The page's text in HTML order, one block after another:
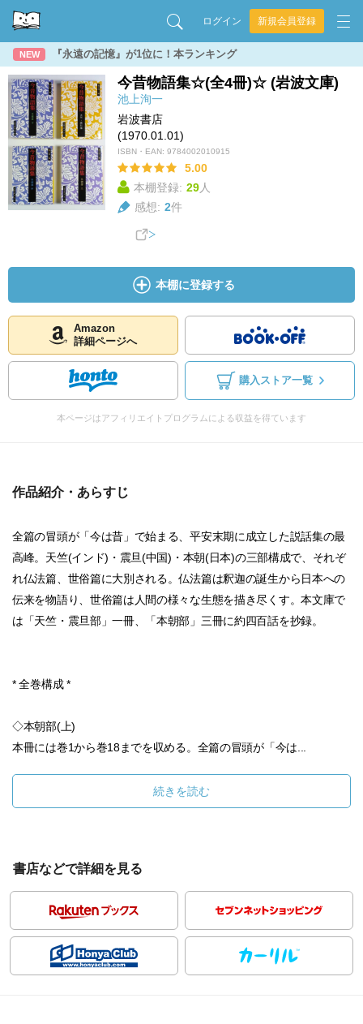
ログイン 新規会員登録
NEW 『永遠の記憶』が1位に！本ランキング
今昔物語集☆(全4冊)☆ (岩波文庫)
池上洵一
岩波書店
(1970.01.01)
ISBN・EAN: 9784002010915
5.00
本棚登録: 29人
感想: 2件
本棚に登録する
Amazon
詳細ページへ
購入ストア一覧
本ページはアフィリエイトプログラムによる収益を得ています
作品紹介・あらすじ
全篇の冒頭が「今は昔」で始まる、平安末期に成立した説話集の最
高峰。天竺(インド)・震旦(中国)・本朝(日本)の三部構成で、それぞ
れ仏法篇、世俗篇に大別される。仏法篇は釈迦の誕生から日本への
伝来を物語り、世俗篇は人間の様々な生態を描き尽くす。本文庫で
は「天竺・震旦部」一冊、「本朝部」三冊に約四百話を抄録。
* 全巻構成 *
◇本朝部(上)
本冊には巻1から巻18までを収める。全篇の冒頭が「今は...
続きを読む
書店などで詳細を見る